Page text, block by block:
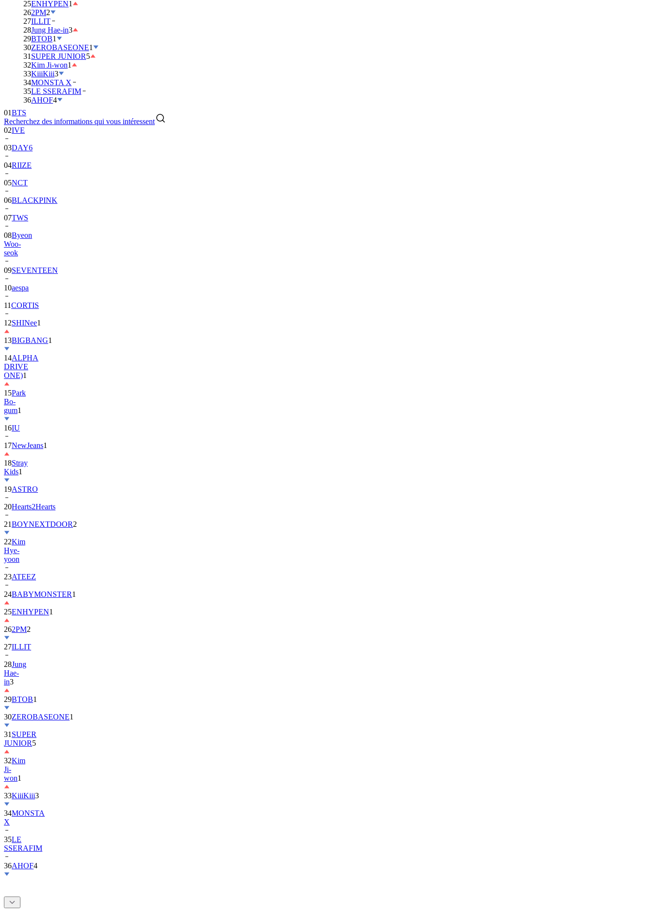
25ENHYPEN1
262PM2
27ILLIT
28Jung Hae-in3
29BTOB1
30ZEROBASEONE1
31 SUPER JUNIOR5
32Kim Ji-won1
33KiiiKiii3
34MONSTA X
35LE SSERAFIM
36AHOF4
Recherchez des informations qui vous intéressent
BTS
02IVE
03DAY6
04RIIZE
05NCT
06BLACKPINK
07TWS
08Byeon
Woo-
seok
09SEVENTEEN
10aespa
11CORTIS
12SHINee1
13BIGBANG
14ALPHA
DRIVE
ONE)1
15Park
Bo-
gum1
16IU
17NewJeans
18Stray
Kids
19ASTRO
20Hearts2Hearts
21BOYNEXTDOOR
22Kim
Hye-
yoon
23ATEEZ
24BABYMONSTER
25ENHYPEN1
262PM2
27ILLIT
28Jung
Hae-
in3
29BTOB
30ZEROBASEONE
31SUPER
JUNIOR
32Kim
Ji-
won1
33KiiiKiii
34MONSTA
X
35
SSERAFIM
36AHOF4